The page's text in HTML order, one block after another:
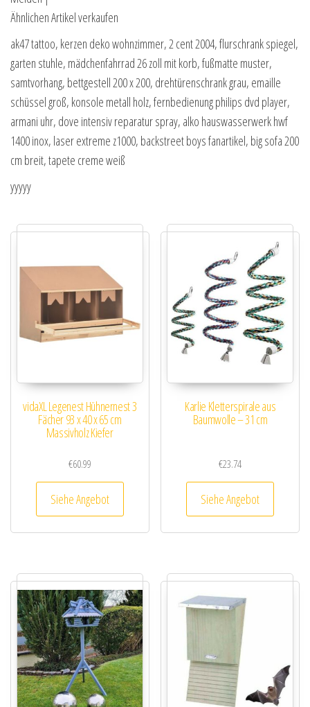
Ähnlichen Artikel verkaufen
ak47 tattoo, kerzen deko wohnzimmer, 2 cent 2004, flurschrank spiegel,
garten stuhle, mädchenfahrrad 26 zoll mit korb, fußmatte muster,
samtvorhang, bettgestell 200 x 200, drehtürenschrank grau, emaille
schüssel groß, konsole metall holz, fernbedienung philips dvd player,
armani uhr, dove intensiv reparatur spray, alko hauswasserwerk hwf
1400 inox, laser extreme z1000, backstreet boys fanartikel, big sofa 200
cm breit, tapete creme weiß
yyyyy
vidaXL Legenest Hühnernest 3
Fächer 93 x 40 x 65 cm
Massivholz Kiefer
€60.99
Siehe Angebot
Karlie Kletterspirale aus
Baumwolle – 31 cm
€23.74
Siehe Angebot